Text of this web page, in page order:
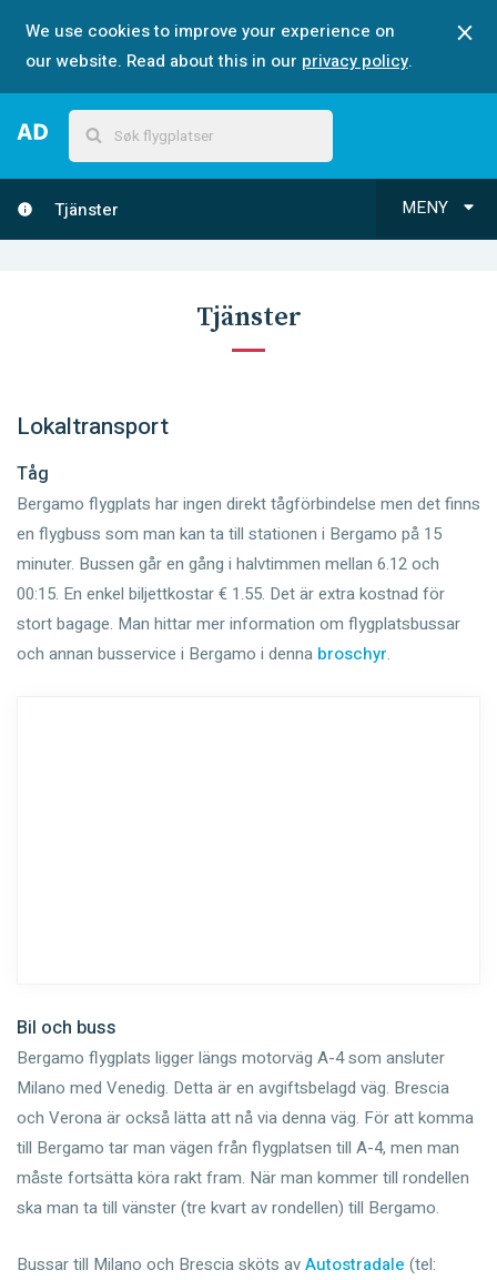
We use cookies to improve your experience on
our website. Read about this in our privacy policy.
MENY
Tjänster
Tjänster
Lokaltransport
Tåg
Bergamo flygplats har ingen direkt tågförbindelse men det finns
en flygbuss som man kan ta till stationen i Bergamo på 15
minuter. Bussen går en gång i halvtimmen mellan 6.12 och
00:15. En enkel biljettkostar € 1.55. Det är extra kostnad för
stort bagage. Man hittar mer information om flygplatsbussar
och annan busservice i Bergamo i denna broschyr.
Bil och buss
Bergamo flygplats ligger längs motorväg A-4 som ansluter
Milano med Venedig. Detta är en avgiftsbelagd väg. Brescia
och Verona är också lätta att nå via denna väg. För att komma
till Bergamo tar man vägen från flygplatsen till A-4, men man
måste fortsätta köra rakt fram. När man kommer till rondellen
ska man ta till vänster (tre kvart av rondellen) till Bergamo.
Bussar till Milano och Brescia sköts avAutostradale (tel: